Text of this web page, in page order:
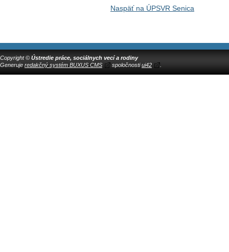
Naspäť na ÚPSVR Senica
Copyright © Ústredie práce, sociálnych vecí a rodiny
Generuje redakčný systém BUXUS CMS spoločnostiui42